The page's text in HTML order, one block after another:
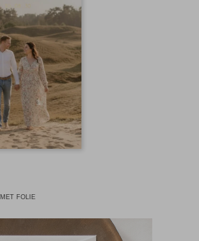
MET FOLIE